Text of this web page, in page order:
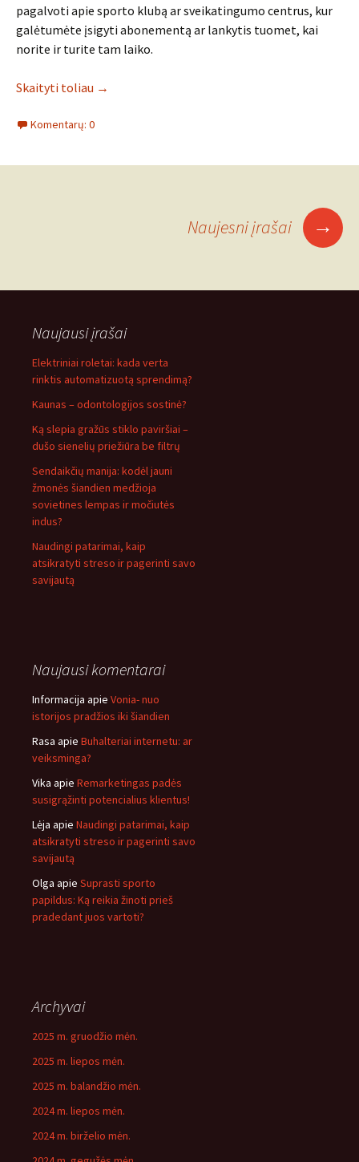
pagalvoti apie sporto klubą ar sveikatingumo centrus, kur
galėtumėte įsigyti abonementą ar lankytis tuomet, kai
norite ir turite tam laiko.
Skaityti toliau →
Komentarų: 0
Naujesni įrašai →
Naujausi įrašai
Elektriniai roletai: kada verta
rinktis automatizuotą sprendimą?
Kaunas – odontologijos sostinė?
Ką slepia gražūs stiklo paviršiai –
dušo sienelių priežiūra be filtrų
Sendaikčių manija: kodėl jauni
žmonės šiandien medžioja
sovietines lempas ir močiutės
indus?
Naudingi patarimai, kaip
atsikratyti streso ir pagerinti savo
savijautą
Naujausi komentarai
Informacija apie Vonia- nuo
istorijos pradžios iki šiandien
Rasa apie Buhalteriai internetu: ar
veiksminga?
Vika apie Remarketingas padės
susigrąžinti potencialius klientus!
Lėja apie Naudingi patarimai, kaip
atsikratyti streso ir pagerinti savo
savijautą
Olga apie Suprasti sporto
papildus: Ką reikia žinoti prieš
pradedant juos vartoti?
Archyvai
2025 m. gruodžio mėn.
2025 m. liepos mėn.
2025 m. balandžio mėn.
2024 m. liepos mėn.
2024 m. birželio mėn.